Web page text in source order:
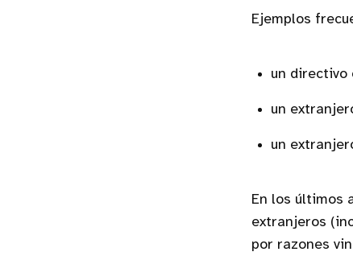
Ejemplos
un directivo
un
un
En los últimos
extranjeros
por razones